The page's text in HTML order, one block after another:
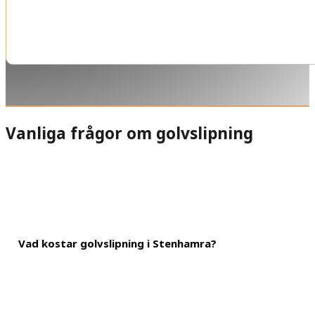
Vanliga frågor om golvslipning
Vad kostar golvslipning i Stenhamra?